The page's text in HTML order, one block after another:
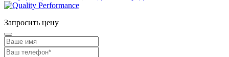
Запросить цену